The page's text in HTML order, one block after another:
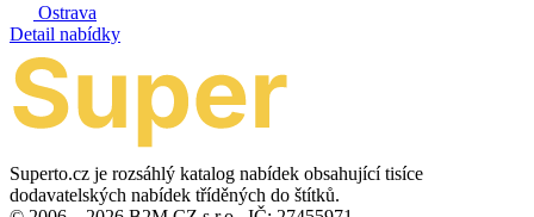
Ostrava
Detail nabídky
Superto.cz je rozsáhlý katalog nabídek obsahující tisíce
dodavatelských nabídek tříděných do štítků.